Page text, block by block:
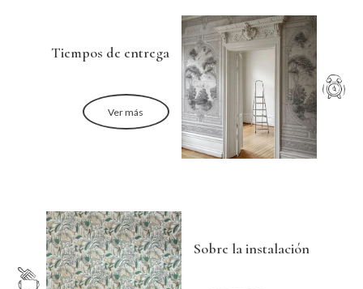
Tiempos de entrega
Ver más
Sobre la instalación